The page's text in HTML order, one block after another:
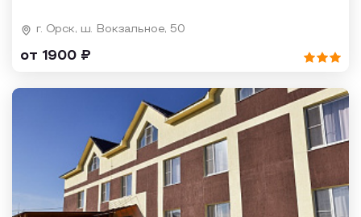
г. Орск, ш. Вокзальное, 50
от 1900 ₽